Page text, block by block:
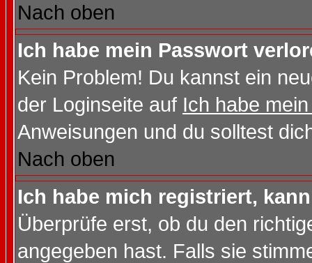
Nach oben
Ich habe mein Passwort
Kein Problem! Du kannst ein
der Loginseite auf Ich habe
Anweisungen und du solltest
Nach oben
Ich habe mich registriert,
Überprüfe erst, ob du den
angegeben hast. Falls sie